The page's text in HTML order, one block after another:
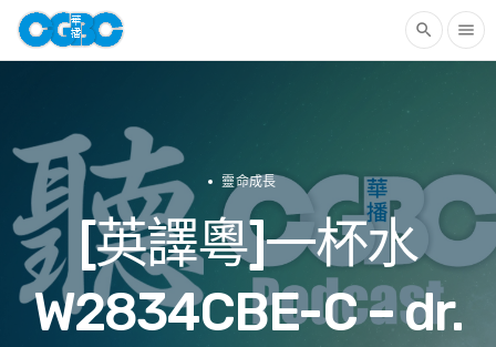
search menu
靈命成長
[英譯粵]一杯水
W2834CBE-C – dr.